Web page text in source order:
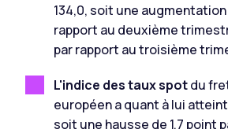
134,0, soit une augmentation
rapport au deuxième
par rapport au troisième
L'indice des taux spotdu
européen a quant à lui
soit une hausse de 1,7 point